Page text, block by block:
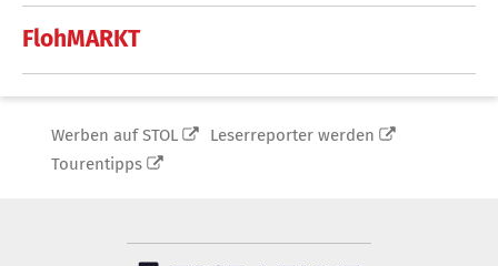
FlohMARKT
Werben auf STOL
Leserreporter werden
Tourentipps